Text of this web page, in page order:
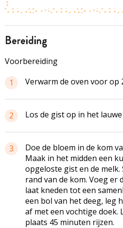
bereiding
Voorbereiding
1
Verwarm de oven voor op
2 Los de gist op in het
3
Doe de bloem in de kom
Maak in het midden een
opgeloste gist en de
rand van de kom. Voeg er
laat kneden tot een
een bol van het deeg, leg
af met een vochtige doek.
plaats 45 minuten rijzen.